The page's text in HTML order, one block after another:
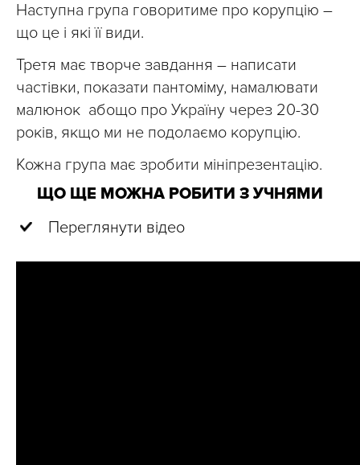
Наступна група говоритиме про корупцію –
що це і які її види.
Третя має творче завдання – написати
частівки, показати пантоміму, намалювати
малюнок абощо про Україну через 20-30
років, якщо ми не подолаємо корупцію.
Кожна група має зробити мініпрезентацію.
ЩО ЩЕ МОЖНА РОБИТИ З УЧНЯМИ
Переглянути відео